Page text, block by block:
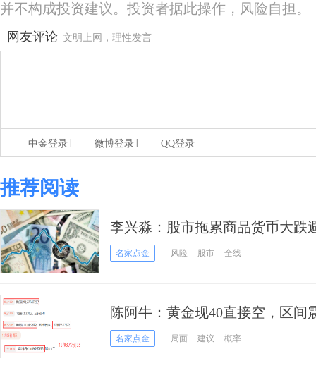
并不构成投资建议。投资者据此操作，风险自担。
网友评论 文明上网，理性发言
中金登录 微博登录 QQ登录
推荐阅读
李兴淼：股市拖累商品货币大跌
名家点金 风险 股市 全线
陈阿牛：黄金现40直接空，区间
名家点金 局面 建议 概率